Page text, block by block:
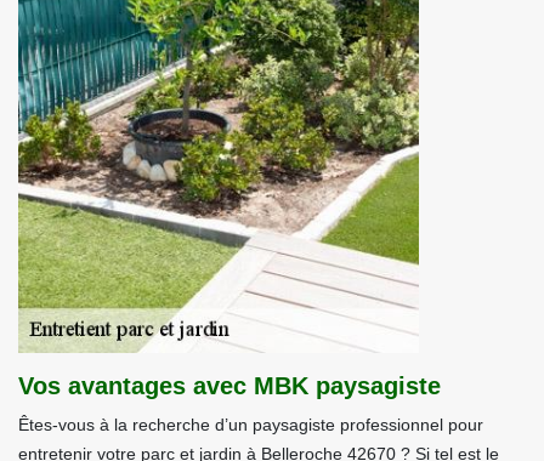
Vos avantages avec MBK paysagiste
Êtes-vous à la recherche d’un paysagiste professionnel pour
entretenir votre parc et jardin à Belleroche 42670 ? Si tel est le